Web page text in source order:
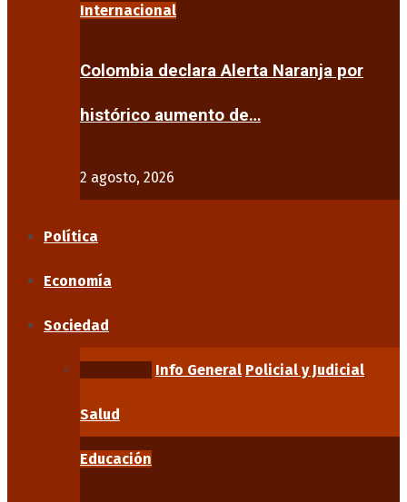
Internacional
Colombia declara Alerta Naranja por
histórico aumento de…
2 agosto, 2026
Política
Economía
Sociedad
Info General Policial y Judicial
Salud
Educación